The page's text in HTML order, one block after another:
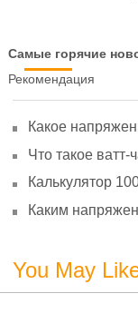
Самые горячие
Рекомендация
Какое
старение
Что такое
Калькулятор
Каким
You May